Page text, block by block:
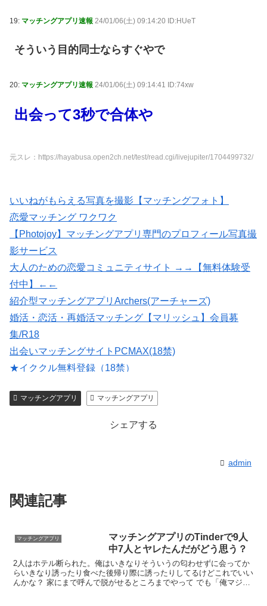
19: マッチングアプリ速報 24/01/06(土) 09:14:20 ID:HUeT
そういう目的同士ならすぐやで
20: マッチングアプリ速報 24/01/06(土) 09:14:41 ID:74xw
出会って3秒で合体や
元スレ：https://hayabusa.open2ch.net/test/read.cgi/livejupiter/1704499732/
いいねがもらえる写真を撮影【マッチングフォト】
恋愛マッチング ワクワク
【Photojoy】マッチングアプリ専門のプロフィール写真撮
影サービス
大人のための恋愛コミュニティサイト →→【無料体験受
付中】←←
紹介型マッチングアプリArchers(アーチャーズ)
婚活・恋活・再婚活マッチング【マリッシュ】会員募
集/R18
出会いマッチングサイトPCMAX(18禁)
★イククル無料登録（18禁）
会員数は国内最大級の180万人を突破！【paters】
マッチングアプリ マッチングアプリ
シェアする
admin
関連記事
マッチングアプリ
マッチングアプリのTinderで9人
中7人とヤレたんだがどう思う？
2人はホテル断られた。俺はいきなりそういうの匂わせずに会ってか
らいきなり誘ったり食べた後帰り際に誘ったりしてるけどこれでいい
んかな？ 家にまで呼んで脱がせるところまでやって でも「俺マジで